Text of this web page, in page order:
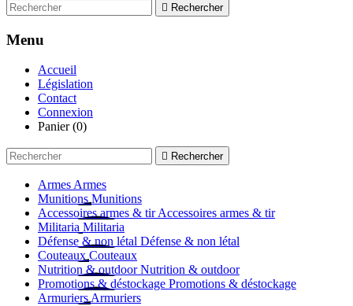
 Rechercher
Menu
Accueil
Législation
Contact
Connexion
Panier (0)
 Rechercher
Armes Armes
Munitions Munitions
Accessoires armes & tir Accessoires armes & tir
Militaria Militaria
Défense & non létal Défense & non létal
Couteaux Couteaux
Nutrition & outdoor Nutrition & outdoor
Promotions & déstockage Promotions & déstockage
Armuriers Armuriers